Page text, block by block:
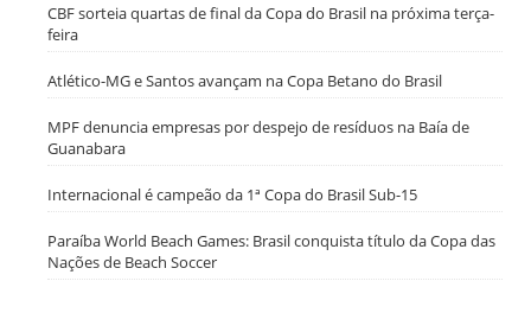
CBF sorteia quartas de final da Copa do Brasil na próxima terça-
feira
Atlético-MG e Santos avançam na Copa Betano do Brasil
MPF denuncia empresas por despejo de resíduos na Baía de
Guanabara
Internacional é campeão da 1ª Copa do Brasil Sub-15
Paraíba World Beach Games: Brasil conquista título da Copa das
Nações de Beach Soccer